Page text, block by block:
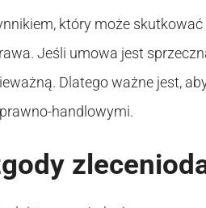
który może
Jeśli umowa jest
Dlatego ważne jest,
handlowymi.